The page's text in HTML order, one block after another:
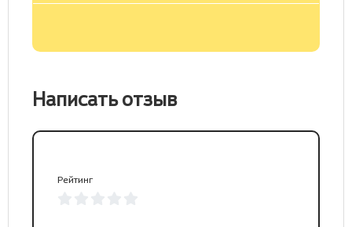
Написать отзыв
Рейтинг